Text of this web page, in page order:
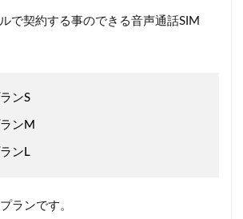
で契約する事のできる音声通話SIM
ンS
ンM
ンL
ランです。